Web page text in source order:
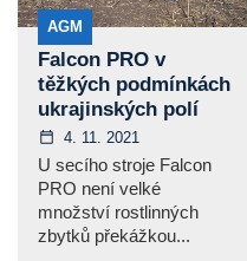
AGM
Falcon PRO v
těžkých podmínkách
ukrajinských polí
4. 11. 2021
U secího stroje Falcon
PRO není velké
množství rostlinných
zbytků překážkou...